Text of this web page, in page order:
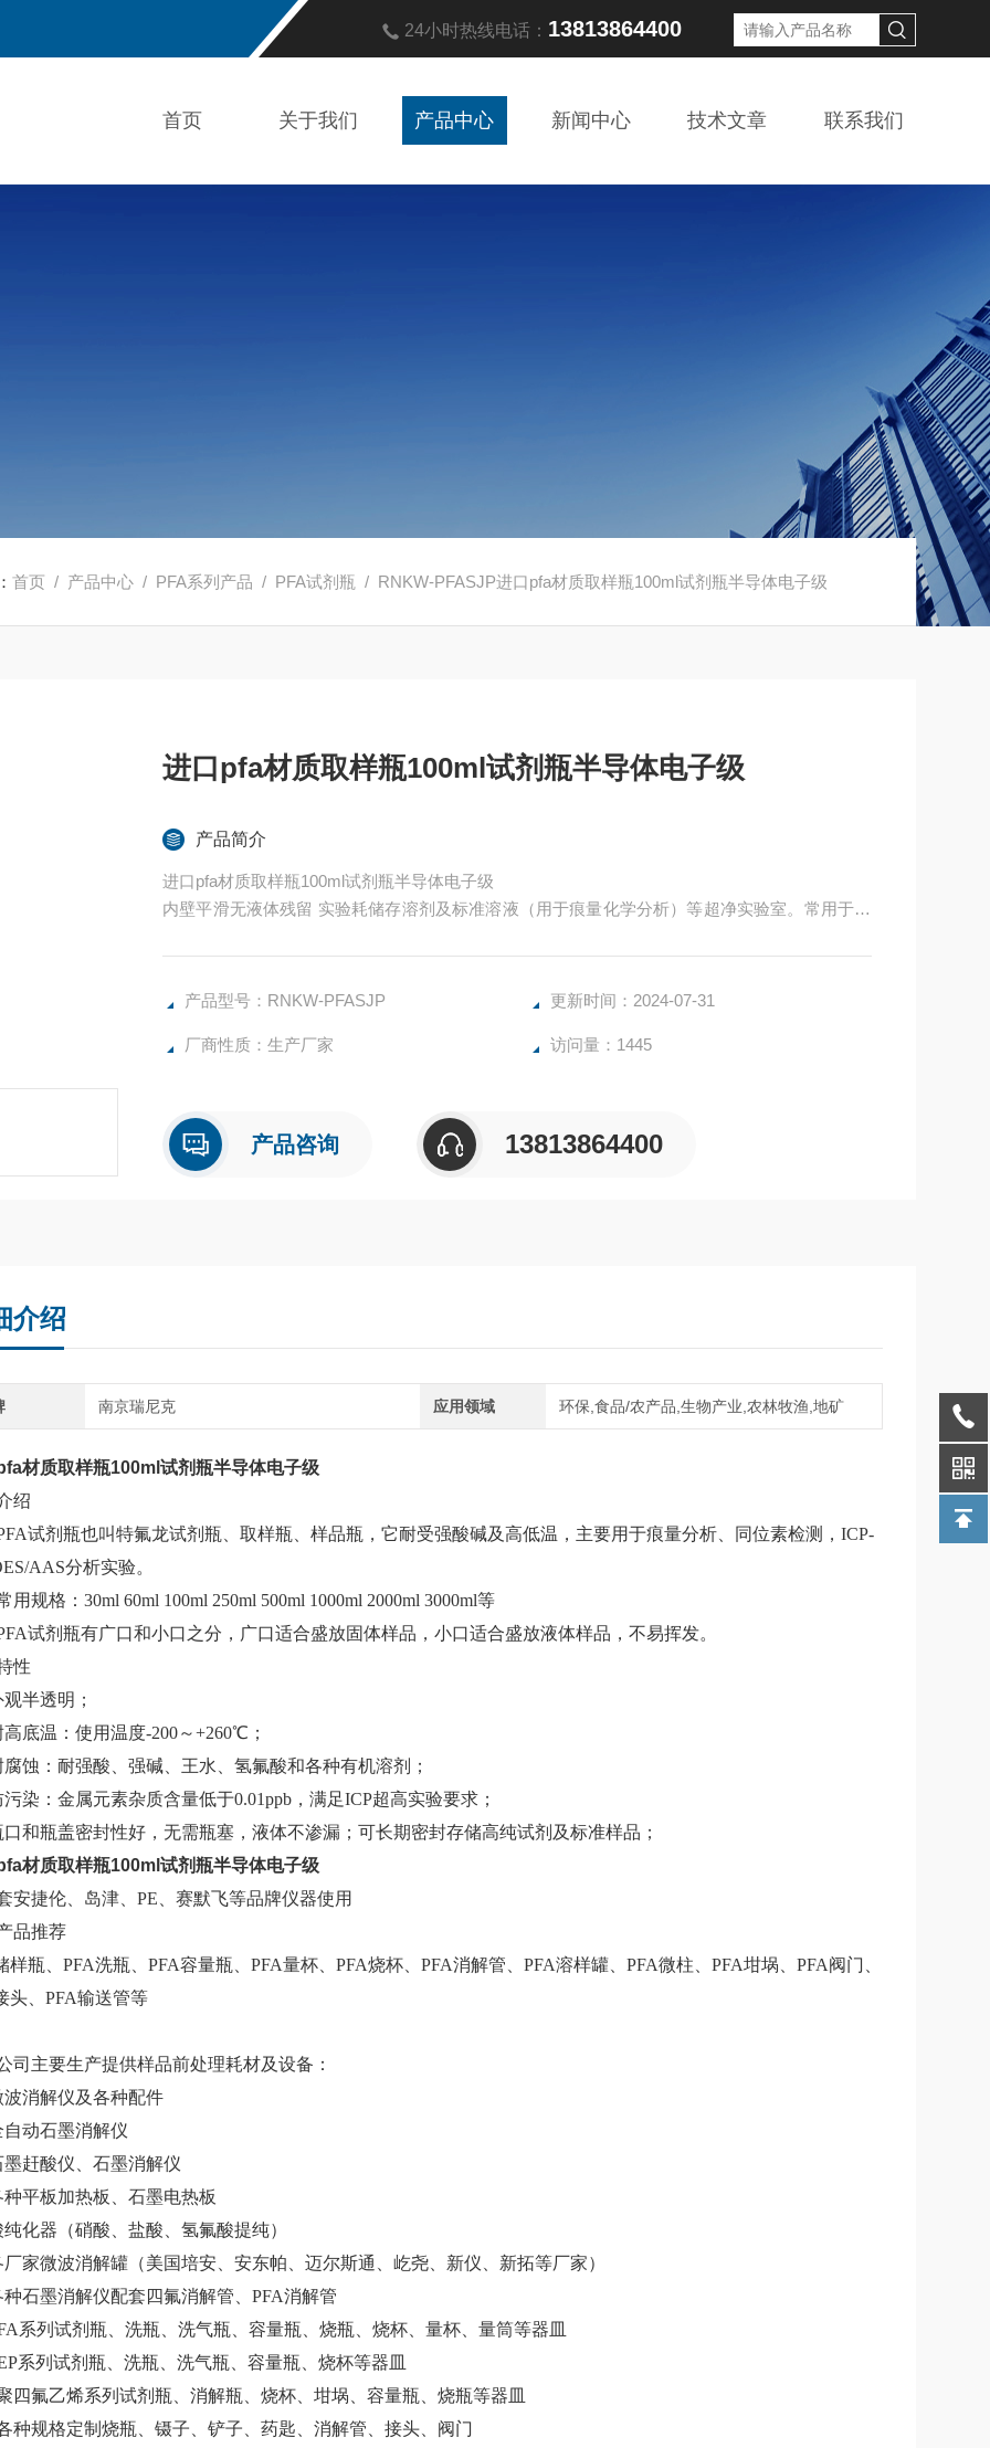
24小时热线电话： 13813864400
首页 关于我们 产品中心 新闻中心 技术文章 联系我们
首页 / 产品中心 / PFA系列产品 / PFA试剂瓶 / RNKW-PFASJP进口pfa材质取样瓶100ml试剂瓶半导体电子级
进口pfa材质取样瓶100ml试剂瓶半导体电子级
产品简介
进口pfa材质取样瓶100ml试剂瓶半导体电子级
内壁平滑无液体残留 实验耗储存溶剂及标准溶液（用于痕量化学分析）等超净实验室。常用于IC
产品型号：RNKW-PFASJP
更新时间：2024-07-31
厂商性质：生产厂家 访问量：1445
产品咨询 13813864400
介绍
南京瑞尼克 应用领域 环保,食品/农产品,生物产业,农林牧渔,地矿
材质取样瓶100ml试剂瓶半导体电子级
绍
试剂瓶也叫特氟龙试剂瓶、取样瓶、样品瓶，它耐受强酸碱及高低温，主要用于痕量分析、同位素检测，ICP-
AAS分析实验。
用规格： 30ml 60ml 100ml 250ml 500ml 1000ml 2000ml 3000ml等
试剂瓶有广口和小口之分，广口适合盛放固体样品，小口适合盛放液体样品，不易挥发。
性
半透明；
高底温：使用温度-200～+260℃；
腐蚀：耐强酸、强碱、王水、氢氟酸和各种有机溶剂；
污染：金属元素杂质含量低于0.01ppb，满足ICP超高实验要求；
口和瓶盖密封性好，无需瓶塞，液体不渗漏；可长期密封存储高纯试剂及标准样品；
材质取样瓶100ml试剂瓶半导体电子级
安捷伦、岛津、 PE、赛默飞等品牌仪器使用
品推荐
样瓶、PFA洗瓶、PFA容量瓶、PFA量杯、PFA烧杯、PFA消解管、PFA溶样罐、PFA微柱、PFA坩埚、PFA阀门、
头、PFA输送管等
司主要生产提供样品前处理耗材及设备：
波消解仪及各种配件
自动石墨消解仪
墨赶酸仪、石墨消解仪
种平板加热板、石墨电热板
化器（硝酸、盐酸、氢氟酸提纯）
厂家微波消解罐（美国培安、安东帕、迈尔斯通、屹尧、新仪、新拓等厂家）
种石墨消解仪配套四氟消解管、PFA消解管
系列试剂瓶、洗瓶、洗气瓶、容量瓶、烧瓶、烧杯、量杯、量筒等器皿
系列试剂瓶、洗瓶、洗气瓶、容量瓶、烧杯等器皿
四氟乙烯系列试剂瓶、消解瓶、烧杯、坩埚、容量瓶、烧瓶等器皿
种规格定制烧瓶、镊子、铲子、药匙、消解管、接头、阀门